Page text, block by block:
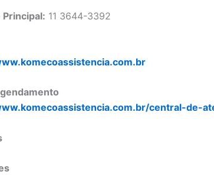
11 3644-3392
central-de-